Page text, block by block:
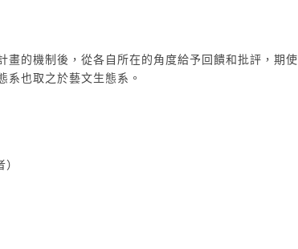
的機制後，從各自所在的角度給予回饋和批評，期使
系也取之於藝文生態系。